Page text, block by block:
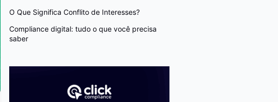
O Que Significa Conflito de Interesses?
Compliance digital: tudo o que você precisa
saber